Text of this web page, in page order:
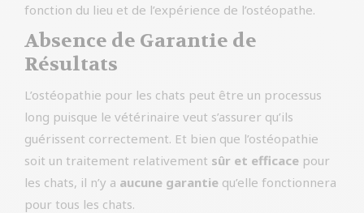
fonction du lieu et de l’expérience de l’ostéopathe.
Absence de Garantie de
Résultats
L’ostéopathie pour les chats peut être un processus
long puisque le vétérinaire veut s’assurer qu’ils
guérissent correctement. Et bien que l’ostéopathie
soit un traitement relativement sûr et efficace pour
les chats, il n’y a aucune garantie qu’elle fonctionnera
pour tous les chats.